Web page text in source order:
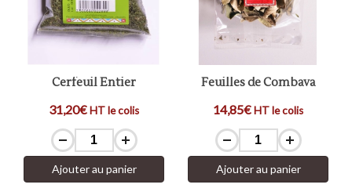
Cerfeuil Entier
31,20€ HT le colis
Ajouter au panier
Feuilles de Combava
14,85€ HT le colis
Ajouter au panier